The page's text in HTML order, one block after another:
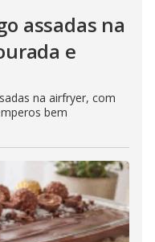
assadas na
e
na airfryer, com
bem